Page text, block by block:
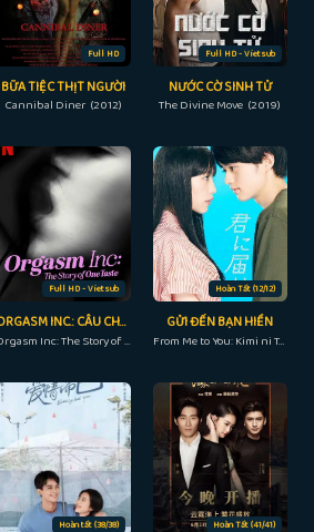
Full HD
BỮA TIỆC THỊT NGƯỜI
Cannibal Diner (2012)
Full HD - Vietsub
NƯỚC CỜ SINH TỬ
The Divine Move (2019)
Full HD - Vietsub
ORGASM INC.: CÂU CHUYỆN VỀ ONETASTE
Orgasm Inc: The Story of OneTaste (2022)
Hoàn Tất (12/12)
GỬI ĐẾN BẠN HIỀN
From Me to You: Kimi ni Todoke (2023)
Hoàn tất (38/38) Hoàn Tất (41/41)